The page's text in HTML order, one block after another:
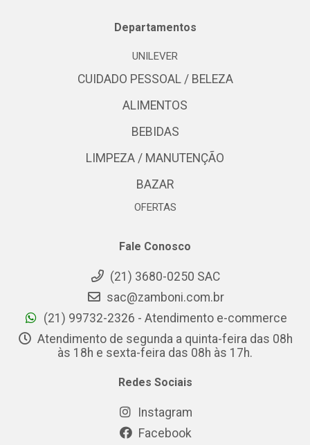
Departamentos
UNILEVER
CUIDADO PESSOAL / BELEZA
ALIMENTOS
BEBIDAS
LIMPEZA / MANUTENÇÃO
BAZAR
OFERTAS
Fale Conosco
(21) 3680-0250 SAC
sac@zamboni.com.br
(21) 99732-2326 - Atendimento e-commerce
Atendimento de segunda a quinta-feira das 08h
às 18h e sexta-feira das 08h às 17h.
Redes Sociais
Instagram
Facebook